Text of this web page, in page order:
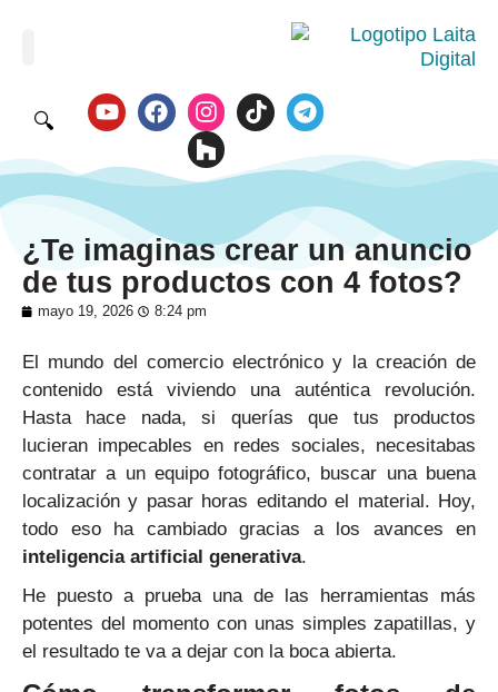
🔍
¿Te imaginas crear un anuncio
de tus productos con 4 fotos?
mayo 19, 2026 8:24 pm
El mundo del comercio electrónico y la creación de
contenido está viviendo una auténtica revolución.
Hasta hace nada, si querías que tus productos
lucieran impecables en redes sociales, necesitabas
contratar a un equipo fotográfico, buscar una buena
localización y pasar horas editando el material. Hoy,
todo eso ha cambiado gracias a los avances en
inteligencia artificial generativa.
He puesto a prueba una de las herramientas más
potentes del momento con unas simples zapatillas, y
el resultado te va a dejar con la boca abierta.